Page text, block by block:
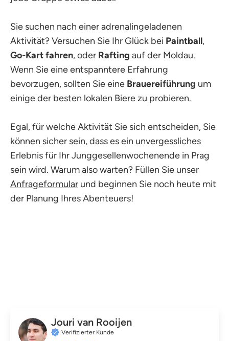
Sie suchen nach einer adrenalingeladenen
Aktivität? Versuchen Sie Ihr Glück bei Paintball,
Go-Kart fahren, oder Rafting auf der Moldau.
Wenn Sie eine entspanntere Erfahrung
bevorzugen, sollten Sie eine Brauereiführung um
einige der besten lokalen Biere zu probieren.
Egal, für welche Aktivität Sie sich entscheiden, Sie
können sicher sein, dass es ein unvergessliches
Erlebnis für Ihr Junggesellenwochenende in Prag
sein wird. Warum also warten? Füllen Sie unser
Anfrageformular und beginnen Sie noch heute mit
der Planung Ihres Abenteuers!
Jouri van Rooijen
Verifizierter Kunde